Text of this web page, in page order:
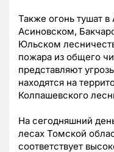
Также огонь тушат
Асиновском,
Юльском
пожара из общего
представляют
находятся на
Колпашевского
На сегодняшний
лесах Томской
соответствует